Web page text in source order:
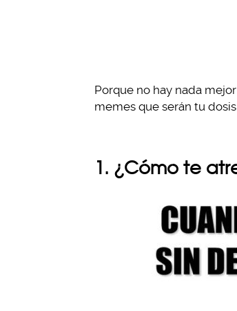
Porque no hay nada
memes que serán tu
1. ¿Cómo te